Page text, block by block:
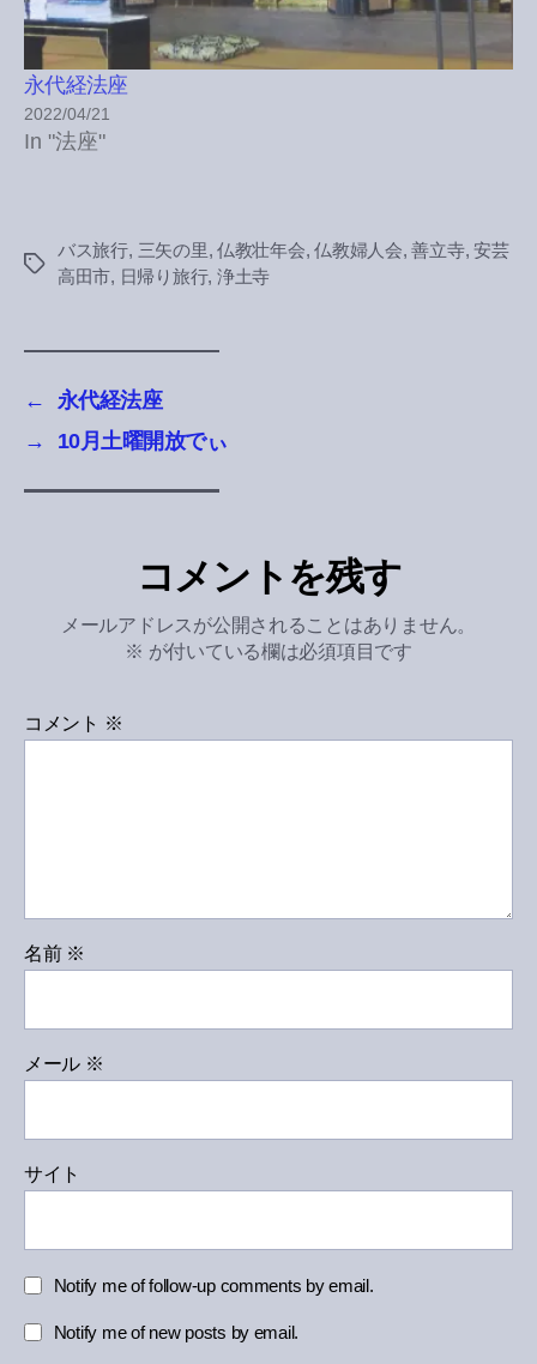
永代経法座
2022/04/21
In "法座"
Tags
バス旅行, 三矢の里, 仏教壮年会,仏教婦人会,善立寺,安芸
高田市, 日帰り旅行, 浄土寺
←
永代経法座
→
10月土曜開放でぃ
コメントを残す
メールアドレスが公開されることはありません。
※ が付いている欄は必須項目です
コメント ※
名前 ※
メール ※
サイト
Notify me of follow-up comments by email.
Notify me of new posts by email.